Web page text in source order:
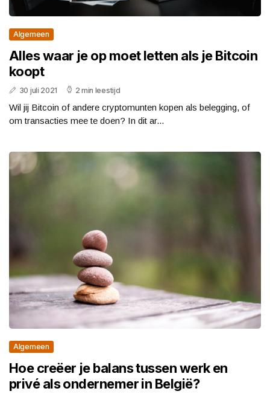
Algemeen
Alles waar je op moet letten als je Bitcoin
koopt
30 juli 2021 2 min leestijd
Wil jij Bitcoin of andere cryptomunten kopen als belegging, of
om transacties mee te doen? In dit ar...
Algemeen
Hoe creëer je balans tussen werk en
privé als ondernemer in België?